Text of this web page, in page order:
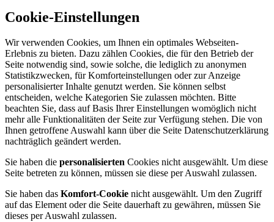
Cookie-Einstellungen
Wir verwenden Cookies, um Ihnen ein optimales Webseiten-
Erlebnis zu bieten. Dazu zählen Cookies, die für den Betrieb der
Seite notwendig sind, sowie solche, die lediglich zu anonymen
Statistikzwecken, für Komforteinstellungen oder zur Anzeige
personalisierter Inhalte genutzt werden. Sie können selbst
entscheiden, welche Kategorien Sie zulassen möchten. Bitte
beachten Sie, dass auf Basis Ihrer Einstellungen womöglich nicht
mehr alle Funktionalitäten der Seite zur Verfügung stehen. Die von
Ihnen getroffene Auswahl kann über die Seite Datenschutzerklärung
nachträglich geändert werden.
Sie haben die personalisierten Cookies nicht ausgewählt. Um diese
Seite betreten zu können, müssen sie diese per Auswahl zulassen.
Sie haben das Komfort-Cookie nicht ausgewählt. Um den Zugriff
auf das Element oder die Seite dauerhaft zu gewähren, müssen Sie
dieses per Auswahl zulassen.